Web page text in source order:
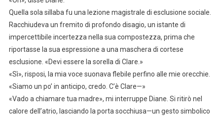
Quella sola sillaba fu una lezione magistrale di esclusione sociale.
Racchiudeva un fremito di profondo disagio, un istante di
impercettibile incertezza nella sua compostezza, prima che
riportasse la sua espressione a una maschera di cortese
esclusione. «Devi essere la sorella di Clare.»
«Sì», risposi, la mia voce suonava flebile perfino alle mie orecchie.
«Siamo un po’ in anticipo, credo. C’è Clare—»
«Vado a chiamare tua madre», mi interruppe Diane. Si ritirò nel
calore dell’atrio, lasciando la porta socchiusa—un gesto simbolico